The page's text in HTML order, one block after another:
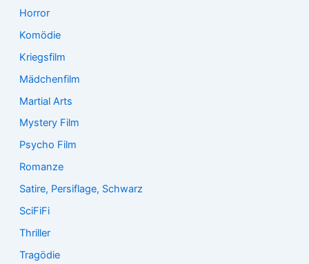
Horror
Komödie
Kriegsfilm
Mädchenfilm
Martial Arts
Mystery Film
Psycho Film
Romanze
Satire, Persiflage, Schwarz
SciFiFi
Thriller
Tragödie